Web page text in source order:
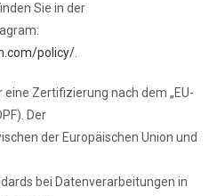
Sie in der
policy/
Zertifizierung nach dem „EU-
Der
der Europäischen Union und
bei Datenverarbeitungen in